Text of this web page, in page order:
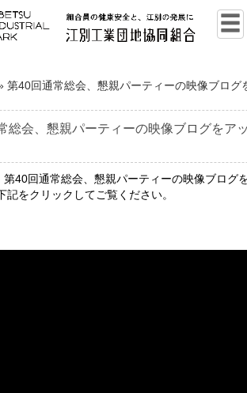
第40回通常総会、懇親パーティーの映像ブログ
第40回通常総会、懇親パーティーの映像ブログ
記をクリックしてご覧ください。